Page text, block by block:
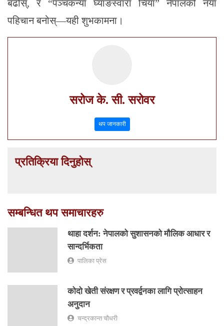
बढोस्, र “पञ्चकन्या घ्याङस्वारा चिया” नेपालको नयाँ
पहिचान बनोस्—यही शुभकामना।
सरोज के. सी. सरोवर
थप जानकारी
प्रतिक्रिया दिनुहोस्
सम्बन्धित थप समाचारहरु
थाहा दर्शन: नेपालको सुशासनको मौलिक आधार र
सान्दर्भिकता
पालिका प्रेस
कोदो खेती संरक्षण र प्रवर्द्वनका लागि प्रोत्साहन
अनुदान
चन्द्रकान्त चौधरी